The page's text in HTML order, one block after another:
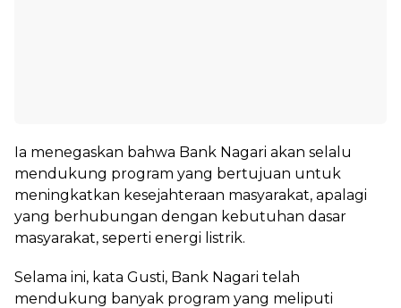
Ia menegaskan bahwa Bank Nagari akan selalu
mendukung program yang bertujuan untuk
meningkatkan kesejahteraan masyarakat, apalagi
yang berhubungan dengan kebutuhan dasar
masyarakat, seperti energi listrik.
Selama ini, kata Gusti, Bank Nagari telah
mendukung banyak program yang meliputi